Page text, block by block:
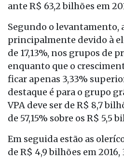
ante R$ 63,2 bilhões em
Segundo o levantamento,
principalmente devido à
de 17,13%, nos grupos de
enquanto que o
ficar apenas 3,33%
destaque é para o grupo
VPA deve ser de R$ 8,7
de 57,15% sobre os R$ 5,5
Em seguida estão as
de R$ 4,9 bilhões em